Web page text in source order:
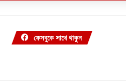
ফেসবুকে সাথে থাকুন